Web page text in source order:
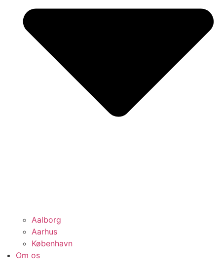
Aalborg
Aarhus
København
Om os